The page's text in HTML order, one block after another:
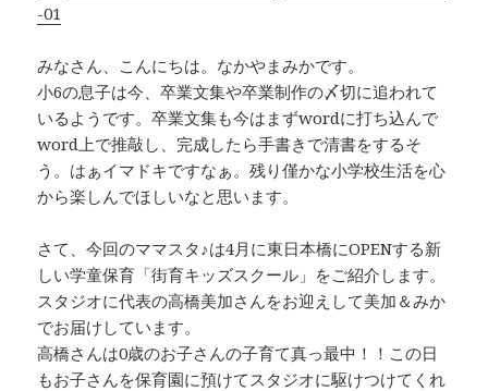
-01
みなさん、こんにちは。なかやまみかです。
小6の息子は今、卒業文集や卒業制作の〆切に追われて
いるようです。卒業文集も今はまずwordに打ち込んで
word上で推敲し、完成したら手書きで清書をするそ
う。はぁイマドキですなぁ。残り僅かな小学校生活を心
から楽しんでほしいなと思います。
さて、今回のママスタ♪は4月に東日本橋にOPENする新
しい学童保育「街育キッズスクール」をご紹介します。
スタジオに代表の高橋美加さんをお迎えして美加＆みか
でお届けしています。
高橋さんは0歳のお子さんの子育て真っ最中！！この日
もお子さんを保育園に預けてスタジオに駆けつけてくれ